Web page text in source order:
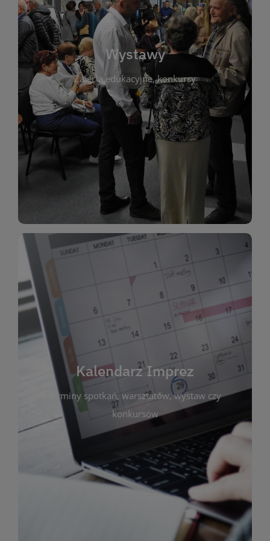
Wystawy
Zajęcia edukacyjne, konkursy
Wystawy
Biblioteka organizuje prezentujące zarówno
sztukę lokalnych twórców, jak i zbiory tematyczne.
W tej sekcji znajdziesz informacje o aktualnych
ekspozycjach oraz archiwum wystaw z
poprzednich lat. Prezentowane prace obejmują
malarstwo, fotografię, rękodzieło i inne formy
artystyczne. Każda wystawa to wyjątkowa okazja
do kontaktu z kulturą i sztuką w przestrzeni
biblioteki. Serdecznie zapraszamy wszystkich
Kalendarz Imprez
terminy spotkań, warsztatów, wystaw czy
konkursów
Kalendarz Imprez
Zakładka ta gromadzi wszystkie planowane
wydarzenia kulturalne i edukacyjne organizowane
przez bibliotekę. Możesz tu sprawdzić terminy
spotkań, warsztatów, wystaw czy konkursów.
Dzięki przejrzystemu kalendarzowi łatwo
zaplanujesz udział w interesujących Cię
wydarzeniach. Aktualizujemy harmonogram na
bieżąco, by zawsze był zgodny z planem pracy
biblioteki. Zapraszamy do śledzenia i uczestnictwa
w życiu kulturalnym miasta!
WIĘCEJ